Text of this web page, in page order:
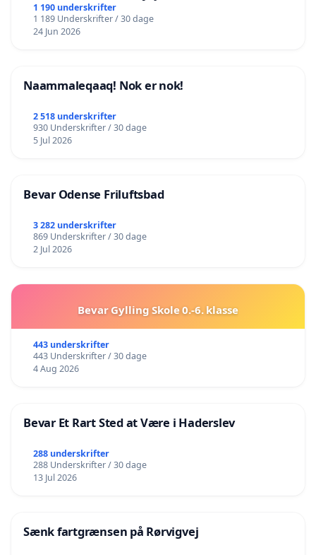
lokalområde i balance
1 190 underskrifter
1 189 Underskrifter / 30 dage
24 Jun 2026
Naammaleqaaq! Nok er nok!
2 518 underskrifter
930 Underskrifter / 30 dage
5 Jul 2026
Bevar Odense Friluftsbad
3 282 underskrifter
869 Underskrifter / 30 dage
2 Jul 2026
Bevar Gylling Skole 0.-6. klasse
443 underskrifter
443 Underskrifter / 30 dage
4 Aug 2026
Bevar Et Rart Sted at Være i Haderslev
288 underskrifter
288 Underskrifter / 30 dage
13 Jul 2026
Sænk fartgrænsen på Rørvigvej